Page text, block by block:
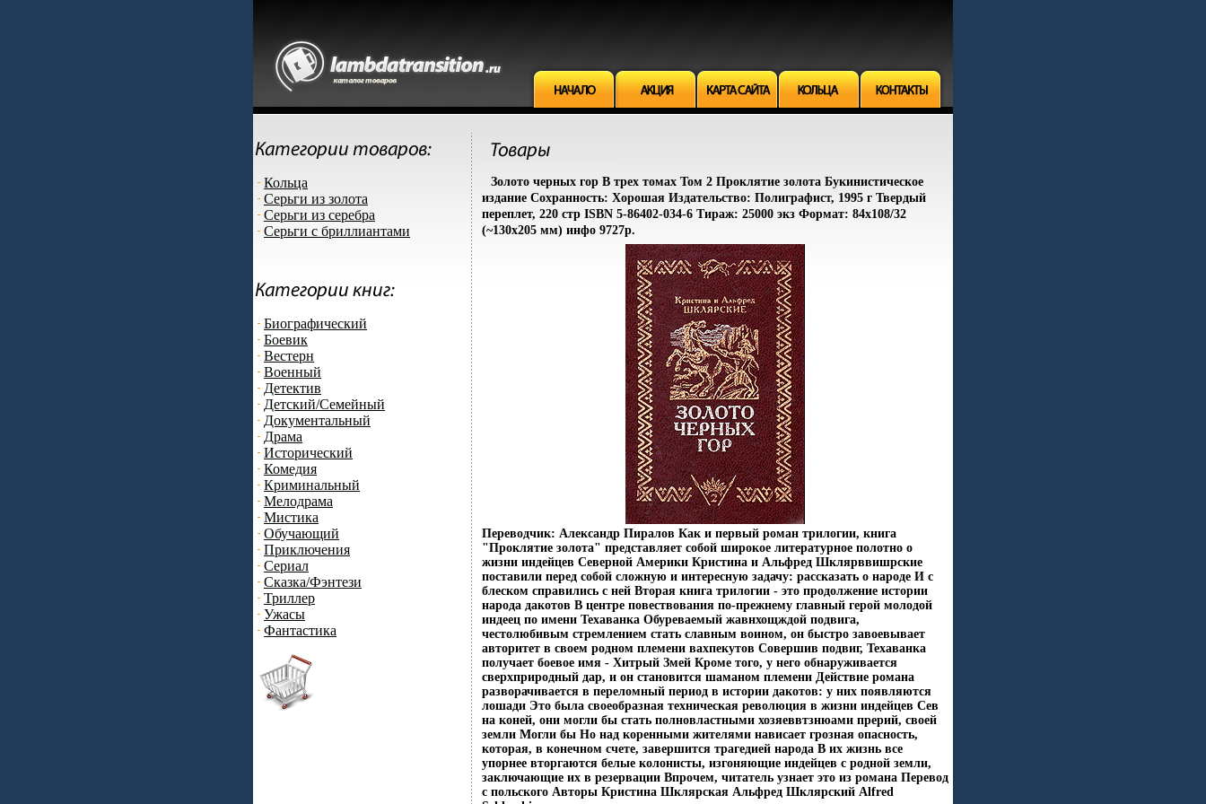
Кольца
Серьги из золота
Серьги из серебра
Серьги с бриллиантами
Биографический
Боевик
Вестерн
Военный
Детектив
Детский/Семейный
Документальный
Драма
Исторический
Комедия
Криминальный
Мелодрама
Мистика
Обучающий
Приключения
Сериал
Сказка/Фэнтези
Триллер
Ужасы
Фантастика
Золото черных гор В трех томах Том 2 Проклятие золота Букинистическое
издание Сохранность: Хорошая Издательство: Полиграфист, 1995 г Твердый
переплет, 220 стр ISBN 5-86402-034-6 Тираж: 25000 экз Формат: 84x108/32
(~130х205 мм) инфо 9727p.
Переводчик: Александр Пиралов Как и первый роман трилогии, книга
"Проклятие золота" представляет собой широкое литературное полотно о
жизни индейцев Северной Америки Кристина и Альфред Шклярввишрские
поставили перед собой сложную и интересную задачу: рассказать о народе И с
блеском справились с ней Вторая книга трилогии - это продолжение истории
народа дакотов В центре повествования по-прежнему главный герой молодой
индеец по имени Техаванка Обуреваемый жавнхощждой подвига,
честолюбивым стремлением стать славным воином, он быстро завоевывает
авторитет в своем родном племени вахпекутов Совершив подвиг, Техаванка
получает боевое имя - Хитрый Змей Кроме того, у него обнаруживается
сверхприродный дар, и он становится шаманом племени Действие романа
разворачивается в переломный период в истории дакотов: у них появляются
лошади Это была своеобразная техническая революция в жизни индейцев Сев
на коней, они могли бы стать полновластными хозяеввтзнюами прерий, своей
земли Могли бы Но над коренными жителями нависает грозная опасность,
которая, в конечном счете, завершится трагедией народа В их жизнь все
упорнее вторгаются белые колонисты, изгоняющие индейцев с родной земли,
заключающие их в резервации Впрочем, читатель узнает это из романа Перевод
с польского Авторы Кристина Шклярская Альфред Шклярский Alfred